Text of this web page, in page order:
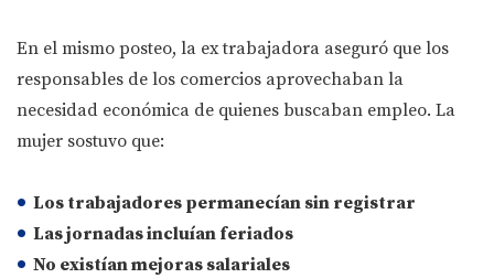
En el mismo posteo, la ex trabajadora aseguró que los
responsables de los comercios aprovechaban la
necesidad económica de quienes buscaban empleo. La
mujer sostuvo que:
Los trabajadores permanecían sin registrar
Las jornadas incluían feriados
No existían mejoras salariales